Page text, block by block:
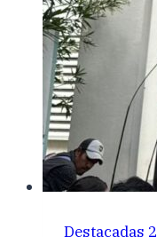
Destacadas 2